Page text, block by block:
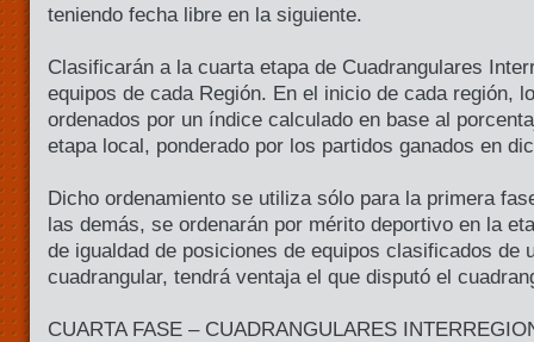
teniendo fecha libre en la siguiente.
Clasificarán a la cuarta etapa de Cuadrangulares
equipos de cada Región. En el inicio de cada región,
ordenados por un índice calculado en base al
etapa local, ponderado por los partidos ganados en
Dicho ordenamiento se utiliza sólo para la primera
las demás, se ordenarán por mérito deportivo en la
de igualdad de posiciones de equipos clasificados de
cuadrangular, tendrá ventaja el que disputó el
CUARTA FASE – CUADRANGULARES